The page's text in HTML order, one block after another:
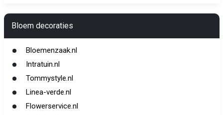
Bloem decoraties
Bloemenzaak.nl
Intratuin.nl
Tommystyle.nl
Linea-verde.nl
Flowerservice.nl